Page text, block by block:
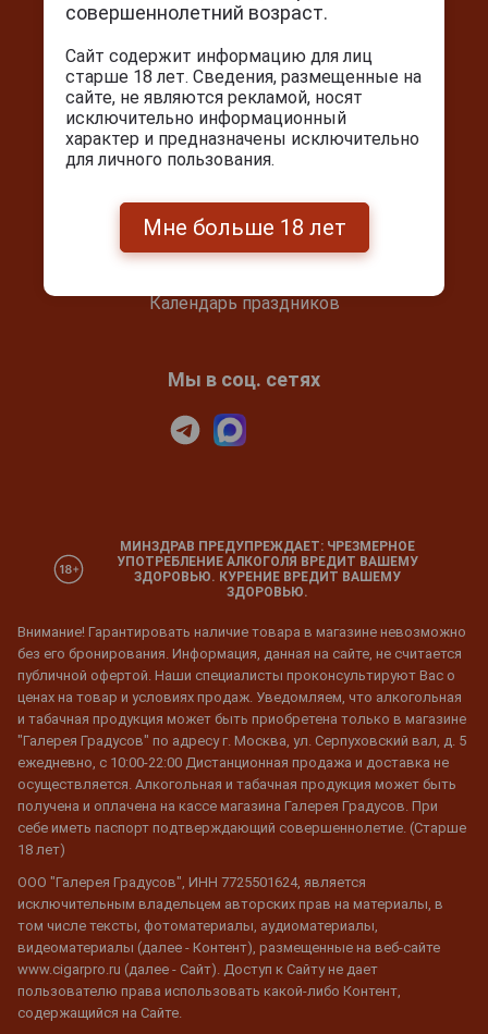
info@cigarpro.ru
Покупателям
Контакты
Блог
Подарочный сертификат
Календарь праздников
Мы в соц. сетях
МИНЗДРАВ ПРЕДУПРЕЖДАЕТ: ЧРЕЗМЕРНОЕ
УПОТРЕБЛЕНИЕ АЛКОГОЛЯ ВРЕДИТ ВАШЕМУ
ЗДОРОВЬЮ. КУРЕНИЕ ВРЕДИТ ВАШЕМУ
ЗДОРОВЬЮ.
Внимание! Гарантировать наличие товара в магазине невозможно
без его бронирования. Информация, данная на сайте, не считается
публичной офертой. Наши специалисты проконсультируют Вас о
ценах на товар и условиях продаж. Уведомляем, что алкогольная
и табачная продукция может быть приобретена только в магазине
"Галерея Градусов" по адресу г. Москва, ул. Серпуховский вал, д. 5
ежедневно, с 10:00-22:00 Дистанционная продажа и доставка не
осуществляется. Алкогольная и табачная продукция может быть
получена и оплачена на кассе магазина Галерея Градусов. При
себе иметь паспорт подтверждающий совершеннолетие. (Старше
18 лет)
ООО "Галерея Градусов", ИНН 7725501624, является
исключительным владельцем авторских прав на материалы, в
том числе тексты, фотоматериалы, аудиоматериалы,
видеоматериалы (далее - Контент), размещенные на веб-сайте
www.cigarpro.ru (далее - Сайт). Доступ к Сайту не дает
пользователю права использовать какой-либо Контент,
содержащийся на Сайте.
совершеннолетний возраст.
Сайт содержит информацию для лиц
старше 18 лет. Сведения, размещенные на
сайте, не являются рекламой, носят
исключительно информационный
характер и предназначены исключительно
для личного пользования.
Мне больше 18 лет